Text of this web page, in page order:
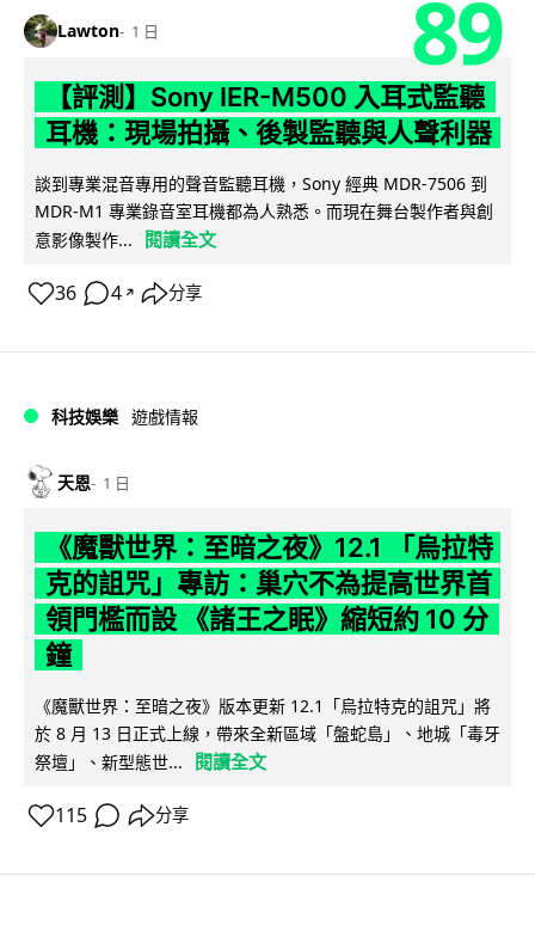
Lawton 1 日 89
【評測】Sony IER-M500 入耳式監聽
耳機：現場拍攝、後製監聽與人聲利器
談到專業混音專用的聲音監聽耳機，Sony 經典 MDR-7506 到
MDR-M1 專業錄音室耳機都為人熟悉。而現在舞台製作者與創
意影像製作...
閱讀全文
36 4 ↗ 分享
科技娛樂 遊戲情報
天恩 1 日
《魔獸世界：至暗之夜》12.1 「烏拉特
克的詛咒」專訪：巢穴不為提高世界首
領門檻而設 《諸王之眠》縮短約 10 分
鐘
《魔獸世界：至暗之夜》版本更新 12.1「烏拉特克的詛咒」將
於 8 月 13 日正式上線，帶來全新區域「盤蛇島」、地城「毒牙
祭壇」、新型態世...
閱讀全文
115 分享